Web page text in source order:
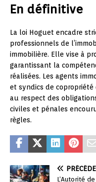
En définitive
La loi Hoguet encadre
professionnels de
immobilière. Elle vise à
garantissant la
réalisées. Les agents
et syndics de
au respect des
civiles et pénales
règles.
L’Autorité